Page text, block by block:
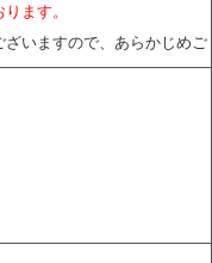
ます。
いますので、あらかじめご